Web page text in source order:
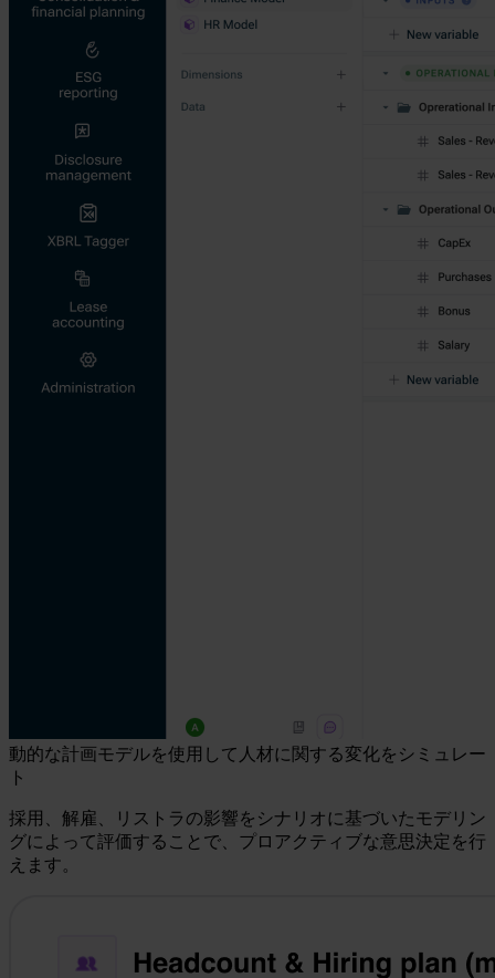
動的な計画モデルを使用して人材に関する変化をシミュレー
ト
採用、解雇、リストラの影響をシナリオに基づいたモデリン
グによって評価することで、プロアクティブな意思決定を行
えます。